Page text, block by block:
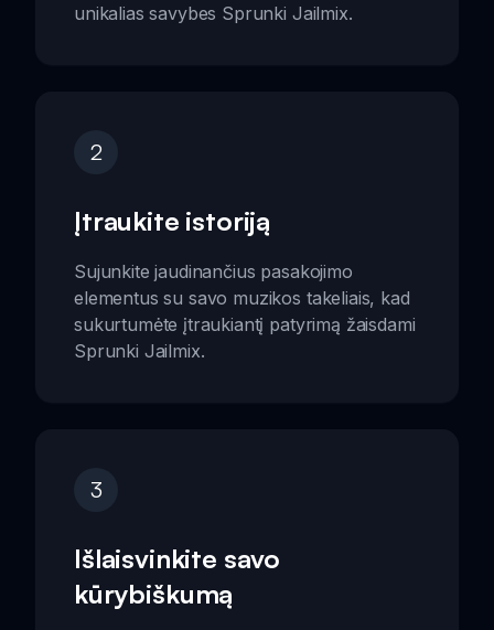
unikalias savybes Sprunki Jailmix.
2
Įtraukite istoriją
Sujunkite jaudinančius pasakojimo
elementus su savo muzikos takeliais, kad
sukurtumėte įtraukiantį patyrimą žaisdami
Sprunki Jailmix.
3
Išlaisvinkite savo
kūrybiškumą